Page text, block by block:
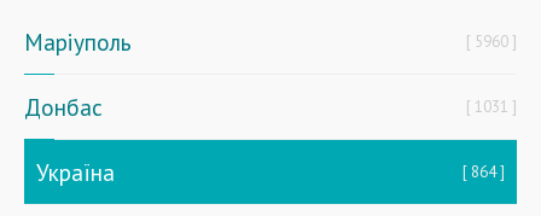
Маріуполь 5960
Донбас 1031
Україна 864